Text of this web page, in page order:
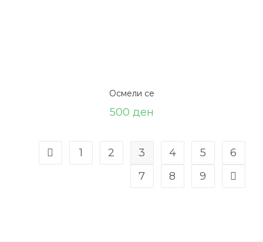
Осмели се
500 ден
1 2 3 4 5
6
7
8 9